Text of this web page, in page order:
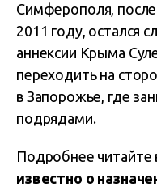
Симферополя,
2011 году, остался
аннексии Крыма
переходить на
в Запорожье, где
подрядами.
Подробнее читайте
известно о